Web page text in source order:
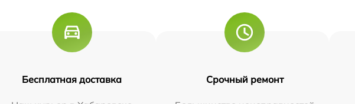
Бесплатная доставка Срочный ремонт